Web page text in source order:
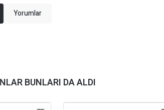
Yorumlar
BUNLARI DA ALDI